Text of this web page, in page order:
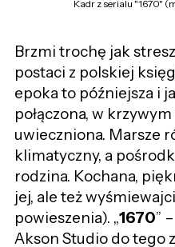
Kadr z serialu "1670"
Brzmi trochę jak
postaci z polskiej
epoka to późniejsza i
połączona, w
uwieczniona. Marsze
klimatyczny, a
rodzina. Kochana,
jej, ale też
powieszenia). „1670”
Akson Studio do tego